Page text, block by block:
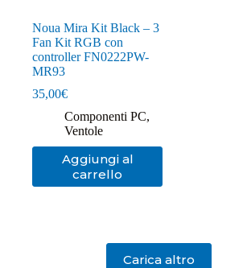
Noua Mira Kit Black – 3
Fan Kit RGB con
controller FN0222PW-
MR93
35,00€
Componenti PC,
Ventole
Aggiungi al
carrello
Carica altro